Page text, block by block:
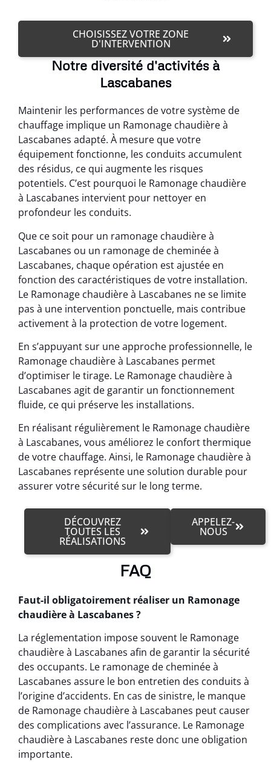
CHOISISSEZ VOTRE ZONE
D'INTERVENTION
Notre diversité d'activités à
Lascabanes
Maintenir les performances de votre système de
chauffage implique un Ramonage chaudière à
Lascabanes adapté. À mesure que votre
équipement fonctionne, les conduits accumulent
des résidus, ce qui augmente les risques
potentiels. C’est pourquoi le Ramonage chaudière
à Lascabanes intervient pour nettoyer en
profondeur les conduits.
Que ce soit pour un ramonage chaudière à
Lascabanes ou un ramonage de cheminée à
Lascabanes, chaque opération est ajustée en
fonction des caractéristiques de votre installation.
Le Ramonage chaudière à Lascabanes ne se limite
pas à une intervention ponctuelle, mais contribue
activement à la protection de votre logement.
En s’appuyant sur une approche professionnelle, le
Ramonage chaudière à Lascabanes permet
d’optimiser le tirage. Le Ramonage chaudière à
Lascabanes agit de garantir un fonctionnement
fluide, ce qui préserve les installations.
En réalisant régulièrement le Ramonage chaudière
à Lascabanes, vous améliorez le confort thermique
de votre chauffage. Ainsi, le Ramonage chaudière à
Lascabanes représente une solution durable pour
assurer votre sécurité sur le long terme.
DÉCOUVREZ
TOUTES LES
RÉALISATIONS
APPELEZ-
NOUS
FAQ
Faut-il obligatoirement réaliser un Ramonage
chaudière à Lascabanes ?
La réglementation impose souvent le Ramonage
chaudière à Lascabanes afin de garantir la sécurité
des occupants. Le ramonage de cheminée à
Lascabanes assure le bon entretien des conduits à
l’origine d’accidents. En cas de sinistre, le manque
de Ramonage chaudière à Lascabanes peut causer
des complications avec l’assurance. Le Ramonage
chaudière à Lascabanes reste donc une obligation
importante.